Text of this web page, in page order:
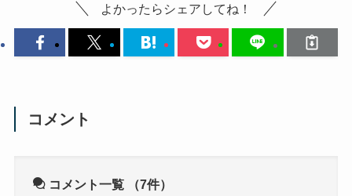
よかったらシェアしてね！
コメント
コメント一覧 （7件）